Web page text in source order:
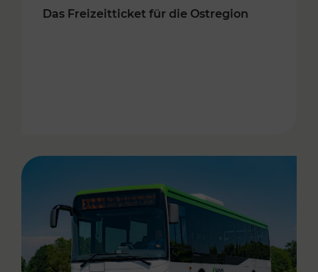
Das Freizeitticket für die Ostregion